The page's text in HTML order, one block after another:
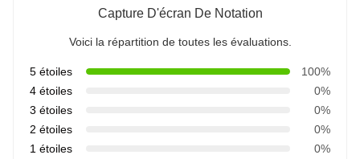
Capture D'écran De Notation
Voici la répartition de toutes les évaluations.
5 étoiles
100%
4 étoiles
0%
3 étoiles
0%
2 étoiles
0%
1 étoiles
0%